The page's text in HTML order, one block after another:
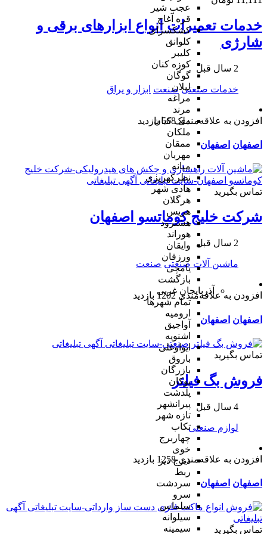
عجب شیر
قره آغاج
کشکسرای
کلوانق
کلیبر
کوزه کنان
گوگان
لیلان
مراغه
مرند
ملک کیان
ملکان
ممقان
مهربان
میانه
نظرکهریزی
هادی شهر
هرگلان
هریس
هشترود
هوراند
وایقان
ورزقان
یامچی
بازگشت
آذربایجان غربی
تمام شهر‌ها
ارومیه
آواجیق
اشنویه
ایواوغلی
باروق
بازرگان
بوکان
پلدشت
پیرانشهر
تازه شهر
تکاب
چهاربرج
خوی
دیزج دیز
ربط
سردشت
سرو
سلماس
سیلوانه
سیمینه
خدمات تعمیرات انواع ابزارهای برقی و
شارژی
2 سال قبل
خدمات صنعتی صنعت ابزار و یراق
افزودن به علاقه‌مندی 568 بازدید
اصفهان اصفهان
تماس بگیرید
شرکت خلیج کوماتسو اصفهان
2 سال قبل
ماشین آلات صنعتی صنعت
افزودن به علاقه‌مندی 1202 بازدید
اصفهان اصفهان
تماس بگیرید
فروش بگ فیلتر
4 سال قبل
لوازم صنعتی
افزودن به علاقه‌مندی 1258 بازدید
اصفهان اصفهان
تماس بگیرید